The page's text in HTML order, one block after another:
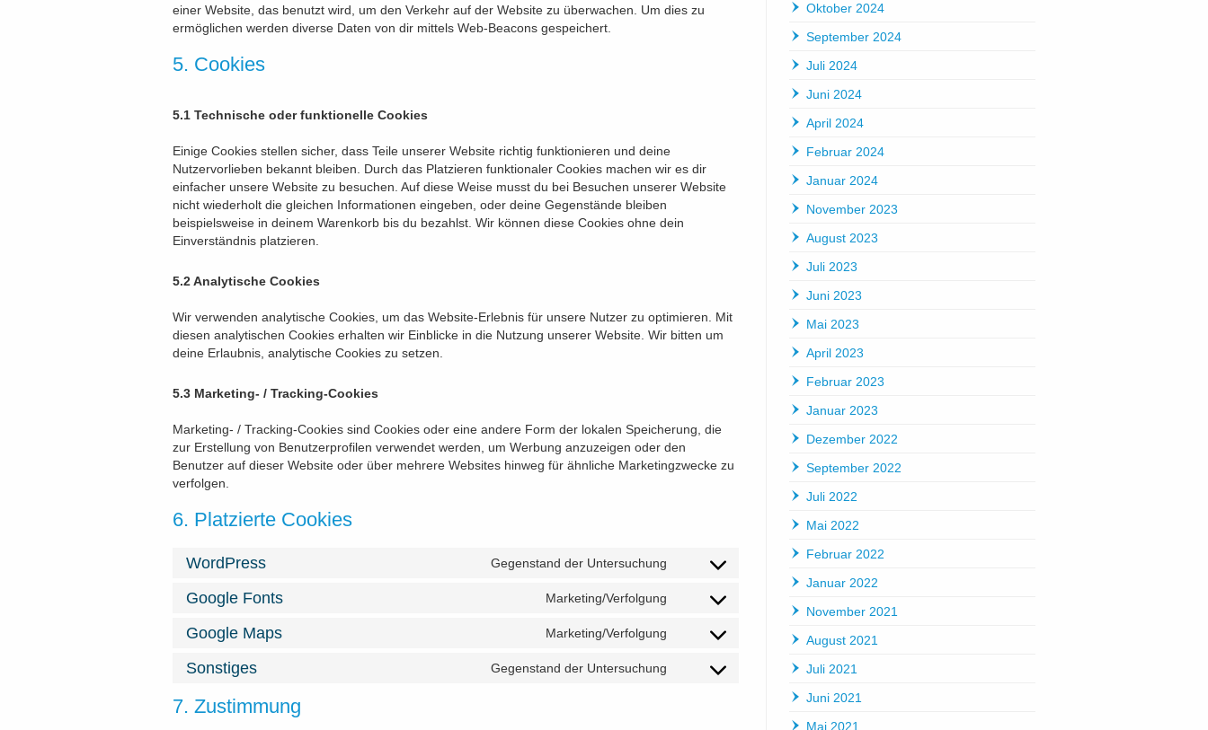
einer Website, das benutzt wird, um den Verkehr auf der Website zu überwachen. Um dies zu
ermöglichen werden diverse Daten von dir mittels Web-Beacons gespeichert.
5. Cookies
5.1 Technische oder funktionelle Cookies
Einige Cookies stellen sicher, dass Teile unserer Website richtig funktionieren und deine
Nutzervorlieben bekannt bleiben. Durch das Platzieren funktionaler Cookies machen wir es dir
einfacher unsere Website zu besuchen. Auf diese Weise musst du bei Besuchen unserer Website
nicht wiederholt die gleichen Informationen eingeben, oder deine Gegenstände bleiben
beispielsweise in deinem Warenkorb bis du bezahlst. Wir können diese Cookies ohne dein
Einverständnis platzieren.
5.2 Analytische Cookies
Wir verwenden analytische Cookies, um das Website-Erlebnis für unsere Nutzer zu optimieren. Mit
diesen analytischen Cookies erhalten wir Einblicke in die Nutzung unserer Website. Wir bitten um
deine Erlaubnis, analytische Cookies zu setzen.
5.3 Marketing- / Tracking-Cookies
Marketing- / Tracking-Cookies sind Cookies oder eine andere Form der lokalen Speicherung, die
zur Erstellung von Benutzerprofilen verwendet werden, um Werbung anzuzeigen oder den
Benutzer auf dieser Website oder über mehrere Websites hinweg für ähnliche Marketingzwecke zu
verfolgen.
6. Platzierte Cookies
WordPress Gegenstand der Untersuchung
Consent
service
Google Fonts Marketing/Verfolgung
Consent
service
Google Maps Marketing/Verfolgung
Consent
service
Sonstiges Gegenstand der Untersuchung
Consent
7. Zustimmung
Oktober 2024
September 2024
Juli 2024
Juni 2024
April 2024
Februar 2024
Januar 2024
November 2023
August 2023
Juli 2023
Juni 2023
Mai 2023
April 2023
Februar 2023
Januar 2023
Dezember 2022
September 2022
Juli 2022
Mai 2022
Februar 2022
Januar 2022
November 2021
August 2021
Juli 2021
Juni 2021
Mai 2021